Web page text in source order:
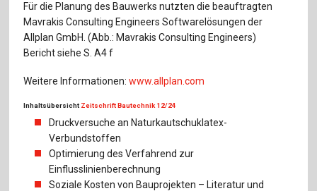
Für die Planung des Bauwerks nutzten die beauftragten
Mavrakis Consulting Engineers Softwarelösungen der
Allplan GmbH. (Abb.: Mavrakis Consulting Engineers)
Bericht siehe S. A4 f
Weitere Informationen:www.allplan.com
Inhaltsübersicht Zeitschrift Bautechnik 12/24
Druckversuche an Naturkautschuklatex-
Verbundstoffen
Optimierung des Verfahrend zur
Einflusslinienberechnung
Soziale Kosten von Bauprojekten – Literatur und